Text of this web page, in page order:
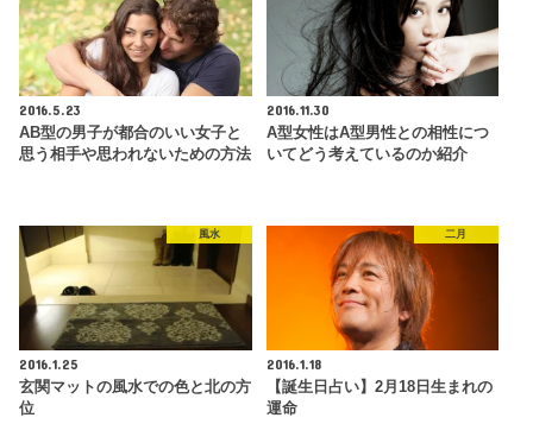
2016.5.23
AB型の男子が都合のいい女子と
思う相手や思われないための方法
2016.11.30
A型女性はA型男性との相性につ
いてどう考えているのか紹介
風水
2016.1.25
玄関マットの風水での色と北の方
位
二月
2016.1.18
【誕生日占い】2月18日生まれの
運命